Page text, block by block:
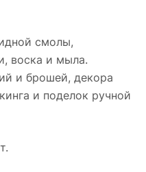
смолы,
воска и мыла.
и брошей, декора
и поделок ручной